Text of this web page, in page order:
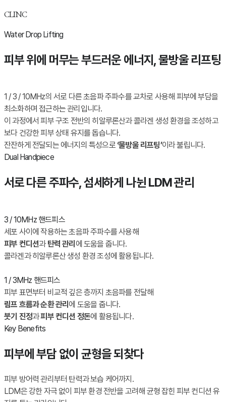
CLINC
Water Drop Lifting
피부 위에 머무는 부드러운 에너지, 물방울 리프팅
1 / 3 / 10MHz의 서로 다른 초음파 주파수를 교차로 사용해 피부에 부담을
최소화하며 접근하는 관리입니다.
이 과정에서 피부 구조 전반의 히알루론산과 콜라겐 생성 환경을 조성하고
보다 건강한 피부 상태 유지를 돕습니다.
잔잔하게 전달되는 에너지의 특성으로‘물방울 리프팅’이라 불립니다.
Dual Handpiece
서로 다른 주파수, 섬세하게 나뉜 LDM 관리
3 / 10MHz 핸드피스
세포 사이에 작용하는 초음파 주파수를 사용해
피부 컨디션과탄력 관리 에 도움을 줍니다.
콜라겐과 히알루론산 생성 환경 조성에 활용됩니다.
1 / 3MHz 핸드피스
피부 표면부터 비교적 깊은 층까지 초음파를 전달해
림프 흐름과 순환 관리에 도움을 줍니다.
붓기 진정과피부 컨디션 정돈에 활용됩니다.
Key Benefits
피부에 부담 없이 균형을 되찾다
피부 방어력 관리부터 탄력과 보습 케어까지.
LDM은 강한 자극 없이 피부 환경 전반을 고려해 균형 잡힌 피부 컨디션 유